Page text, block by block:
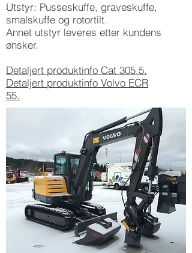
Utstyr: Pusseskuffe, graveskuffe,
smalskuffe og rotortilt.
Annet utstyr leveres etter kundens
ønsker.
Detaljert produktinfo Cat 305.5.
Detaljert produktinfo Volvo ECR
55.